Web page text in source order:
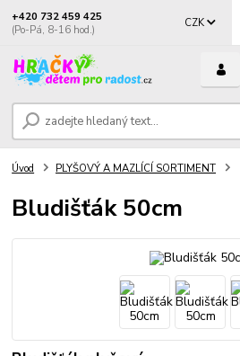
CZK
+420 732 459 425
(Po-Pá, 8-16 hod.)
Úvod PLYŠOVÝ A MAZLÍCÍ SORTIMENT
Bludišťák 50cm